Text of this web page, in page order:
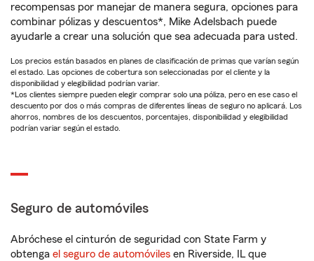
recompensas por manejar de manera segura, opciones para
combinar pólizas y descuentos*, Mike Adelsbach puede
ayudarle a crear una solución que sea adecuada para usted.
Los precios están basados en planes de clasificación de primas que varían según
el estado. Las opciones de cobertura son seleccionadas por el cliente y la
disponibilidad y elegibilidad podrían variar.
*Los clientes siempre pueden elegir comprar solo una póliza, pero en ese caso el
descuento por dos o más compras de diferentes líneas de seguro no aplicará. Los
ahorros, nombres de los descuentos, porcentajes, disponibilidad y elegibilidad
podrían variar según el estado.
Seguro de automóviles
Abróchese el cinturón de seguridad con State Farm y
obtenga el seguro de automóviles en Riverside, IL que